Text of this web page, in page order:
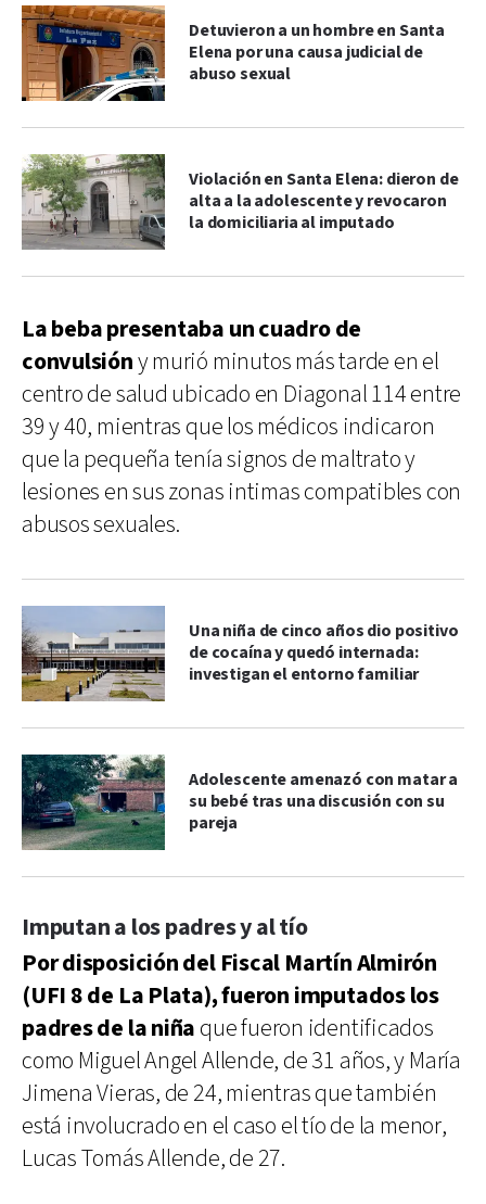
Detuvieron a un hombre en Santa
Elena por una causa judicial de
abuso sexual
Violación en Santa Elena: dieron de
alta a la adolescente y revocaron
la domiciliaria al imputado
La beba presentaba un cuadro de
convulsióny murió minutos más tarde en el
centro de salud ubicado en Diagonal 114 entre
39 y 40, mientras que los médicos indicaron
que la pequeña tenía signos de maltrato y
lesiones en sus zonas intimas compatibles con
abusos sexuales.
Una niña de cinco años dio positivo
de cocaína y quedó internada:
investigan el entorno familiar
Adolescente amenazó con matar a
su bebé tras una discusión con su
pareja
Imputan a los padres y al tío
Por disposición del Fiscal Martín Almirón
(UFI 8 de La Plata), fueron imputados los
padres de la niña que fueron identificados
como Miguel Angel Allende, de 31 años, y María
Jimena Vieras, de 24, mientras que también
está involucrado en el caso el tío de la menor,
Lucas Tomás Allende, de 27.